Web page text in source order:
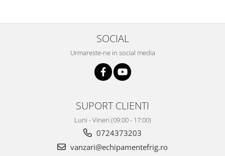
SOCIAL
Urmareste-ne in social media
SUPORT CLIENTI
Luni - Vineri (09:00 - 17:00)
0724373203
vanzari@echipamentefrig.ro